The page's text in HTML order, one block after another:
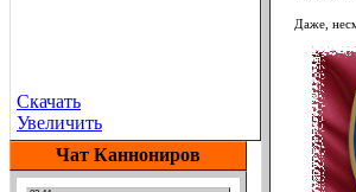
Скачать
Увеличить
Чат Каннониров
Даже,